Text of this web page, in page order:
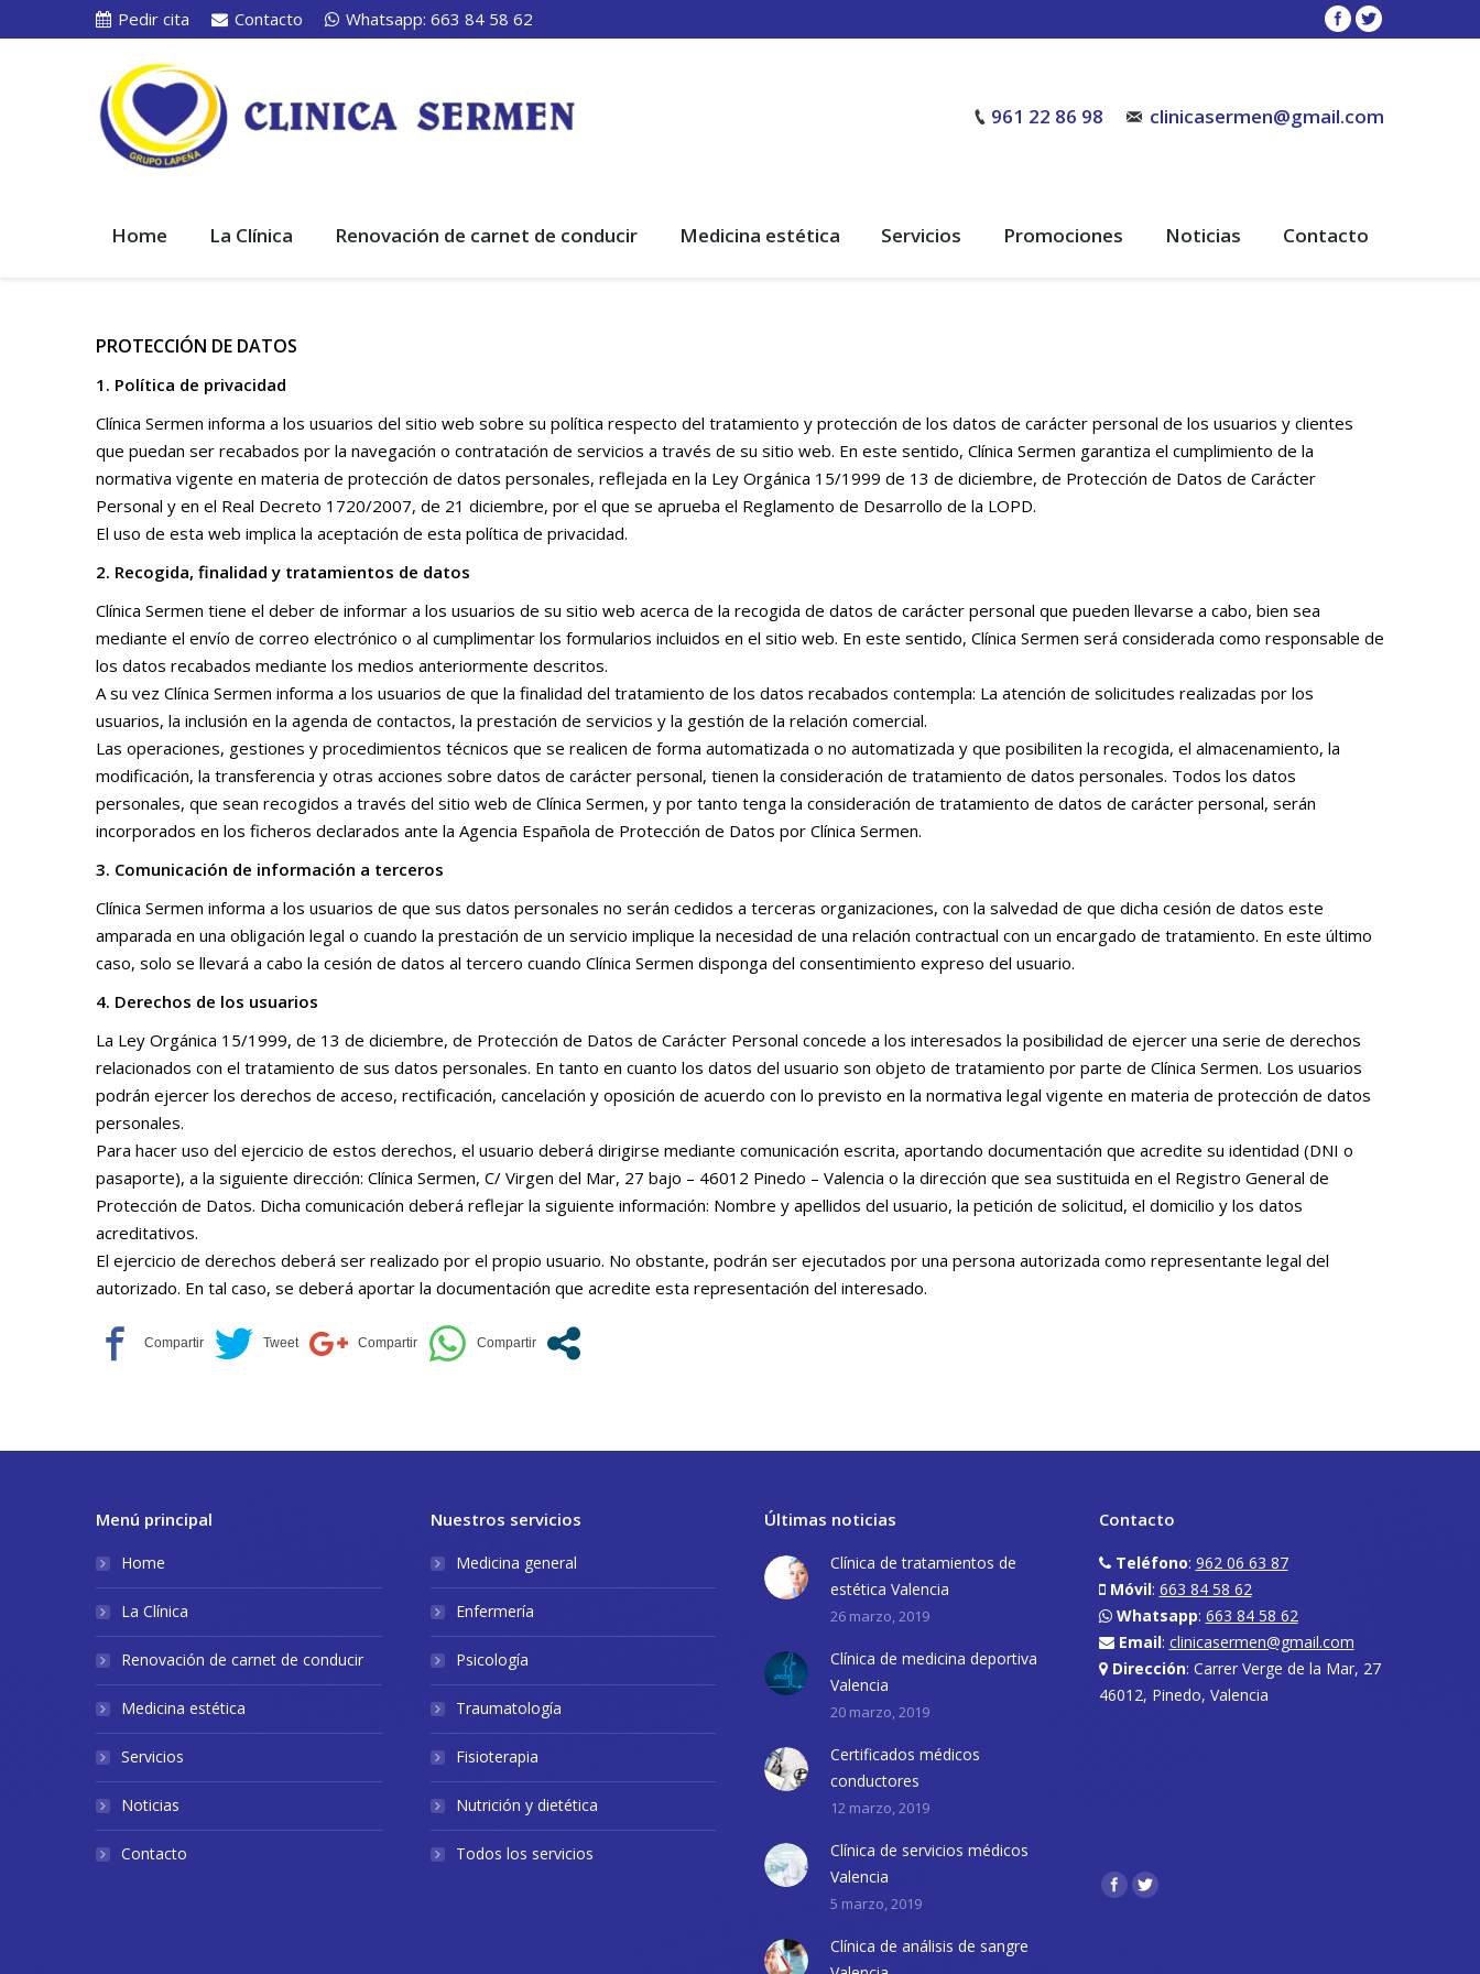
Pedir cita Contacto Whatsapp: 663 84 58 62
961 22 86 98 clinicasermen@gmail.com
Home La Clínica Renovación de carnet de conducir Medicina estética Servicios Promociones Noticias Contacto
PROTECCIÓN DE DATOS
1. Política de privacidad
Clínica Sermen informa a los usuarios del sitio web sobre su política respecto del tratamiento y protección de los datos de carácter personal de los usuarios y clientes
que puedan ser recabados por la navegación o contratación de servicios a través de su sitio web. En este sentido, Clínica Sermen garantiza el cumplimiento de la
normativa vigente en materia de protección de datos personales, reflejada en la Ley Orgánica 15/1999 de 13 de diciembre, de Protección de Datos de Carácter
Personal y en el Real Decreto 1720/2007, de 21 diciembre, por el que se aprueba el Reglamento de Desarrollo de la LOPD.
El uso de esta web implica la aceptación de esta política de privacidad.
2. Recogida, finalidad y tratamientos de datos
Clínica Sermen tiene el deber de informar a los usuarios de su sitio web acerca de la recogida de datos de carácter personal que pueden llevarse a cabo, bien sea
mediante el envío de correo electrónico o al cumplimentar los formularios incluidos en el sitio web. En este sentido, Clínica Sermen será considerada como responsable de
los datos recabados mediante los medios anteriormente descritos.
A su vez Clínica Sermen informa a los usuarios de que la finalidad del tratamiento de los datos recabados contempla: La atención de solicitudes realizadas por los
usuarios, la inclusión en la agenda de contactos, la prestación de servicios y la gestión de la relación comercial.
Las operaciones, gestiones y procedimientos técnicos que se realicen de forma automatizada o no automatizada y que posibiliten la recogida, el almacenamiento, la
modificación, la transferencia y otras acciones sobre datos de carácter personal, tienen la consideración de tratamiento de datos personales. Todos los datos
personales, que sean recogidos a través del sitio web de Clínica Sermen, y por tanto tenga la consideración de tratamiento de datos de carácter personal, serán
incorporados en los ficheros declarados ante la Agencia Española de Protección de Datos por Clínica Sermen.
3. Comunicación de información a terceros
Clínica Sermen informa a los usuarios de que sus datos personales no serán cedidos a terceras organizaciones, con la salvedad de que dicha cesión de datos este
amparada en una obligación legal o cuando la prestación de un servicio implique la necesidad de una relación contractual con un encargado de tratamiento. En este último
caso, solo se llevará a cabo la cesión de datos al tercero cuando Clínica Sermen disponga del consentimiento expreso del usuario.
4. Derechos de los usuarios
La Ley Orgánica 15/1999, de 13 de diciembre, de Protección de Datos de Carácter Personal concede a los interesados la posibilidad de ejercer una serie de derechos
relacionados con el tratamiento de sus datos personales. En tanto en cuanto los datos del usuario son objeto de tratamiento por parte de Clínica Sermen. Los usuarios
podrán ejercer los derechos de acceso, rectificación, cancelación y oposición de acuerdo con lo previsto en la normativa legal vigente en materia de protección de datos
personales.
Para hacer uso del ejercicio de estos derechos, el usuario deberá dirigirse mediante comunicación escrita, aportando documentación que acredite su identidad (DNI o
pasaporte), a la siguiente dirección: Clínica Sermen, C/ Virgen del Mar, 27 bajo – 46012 Pinedo – Valencia o la dirección que sea sustituida en el Registro General de
Protección de Datos. Dicha comunicación deberá reflejar la siguiente información: Nombre y apellidos del usuario, la petición de solicitud, el domicilio y los datos
acreditativos.
El ejercicio de derechos deberá ser realizado por el propio usuario. No obstante, podrán ser ejecutados por una persona autorizada como representante legal del
autorizado. En tal caso, se deberá aportar la documentación que acredite esta representación del interesado.
Menú principal
Home
La Clínica
Renovación de carnet de conducir
Medicina estética
Servicios
Noticias
Contacto
Nuestros servicios
Medicina general
Enfermería
Psicología
Traumatología
Fisioterapia
Nutrición y dietética
Todos los servicios
Últimas noticias
Clínica de tratamientos de
estética Valencia
26 marzo, 2019
Clínica de medicina deportiva
Valencia
20 marzo, 2019
Certificados médicos
conductores
12 marzo, 2019
Clínica de servicios médicos
Valencia
5 marzo, 2019
Clínica de análisis de sangre
Contacto
Teléfono: 962 06 63 87
Móvil: 663 84 58 62
Whatsapp: 663 84 58 62
Email: clinicasermen@gmail.com
Dirección: Carrer Verge de la Mar, 27
46012, Pinedo, Valencia
Encuéntranos en: